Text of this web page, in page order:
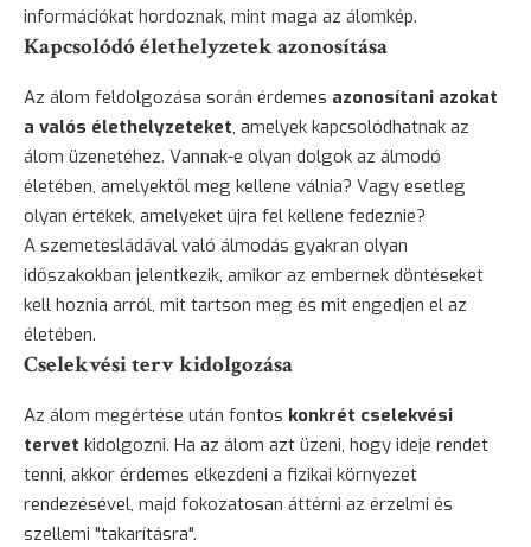
információkat hordoznak, mint maga az álomkép.
Kapcsolódó élethelyzetek azonosítása
Az álom feldolgozása során érdemes azonosítani azokat
a valós élethelyzeteket, amelyek kapcsolódhatnak az
álom üzenetéhez. Vannak-e olyan dolgok az álmodó
életében, amelyektől meg kellene válnia? Vagy esetleg
olyan értékek, amelyeket újra fel kellene fedeznie?
A szemetesládával való álmodás gyakran olyan
időszakokban jelentkezik, amikor az embernek döntéseket
kell hoznia arról, mit tartson meg és mit engedjen el az
életében.
Cselekvési terv kidolgozása
Az álom megértése után fontos konkrét cselekvési
tervet kidolgozni. Ha az álom azt üzeni, hogy ideje rendet
tenni, akkor érdemes elkezdeni a fizikai környezet
rendezésével, majd fokozatosan áttérni az érzelmi és
szellemi "takarításra".